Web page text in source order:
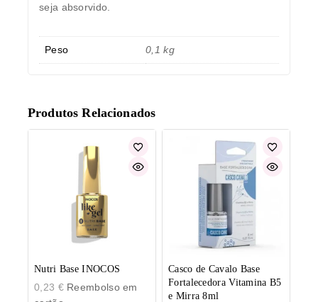
seja absorvido.
Peso 0,1 kg
Produtos Relacionados
Nutri Base INOCOS
0,23 €Reembolso em
Casco de Cavalo Base
Fortalecedora Vitamina B5
e Mirra 8ml